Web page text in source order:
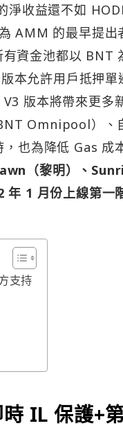
淨收益還不如
AMM 的最早提
資金池都以 BNT
本允許用戶抵押
版本將帶來更多
Omnipool）、
也為降低 Gas
（黎明）、
1 月份上線第一
支持
IL 保護+